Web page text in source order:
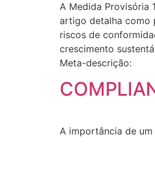
A Medida Provisória
artigo detalha como
riscos de
crescimento
Meta-descrição:
A importância de